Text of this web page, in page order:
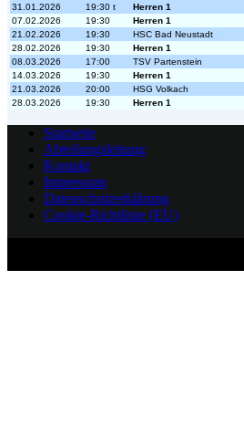
31.01.2026
19:30 t Herren 1
07.02.2026
19:30 Herren 1
21.02.2026
19:30 HSC Bad Neustadt
28.02.2026
19:30 Herren 1
08.03.2026
17:00 TSV Partenstein
14.03.2026
19:30 Herren 1
21.03.2026
20:00 HSG Volkach
28.03.2026
19:30 Herren 1
Startseite
Abteilungsleitung
Kontakt
Impressum
Datenschutzerklärung
Cookie-Richtlinie (EU)